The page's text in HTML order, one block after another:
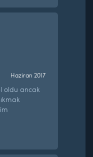
Haziran 2017
oldu ancak